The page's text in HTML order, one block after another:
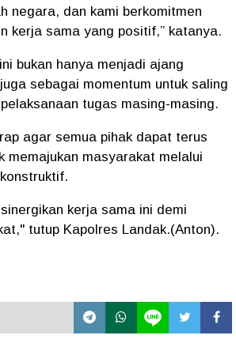
negara, dan kami berkomitmen
kerja sama yang positif,” katanya.
bukan hanya menjadi ajang
sebagai momentum untuk saling
tugas masing-masing.
agar semua pihak dapat terus
memajukan masyarakat melalui
kerja sama ini demi
tutup Kapolres Landak.(Anton).